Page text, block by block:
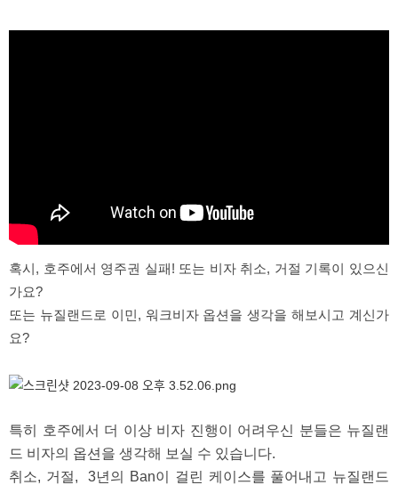
혹시, 호주에서 영주권 실패! 또는 비자 취소, 거절 기록이 있으신
가요?
또는 뉴질랜드로 이민, 워크비자 옵션을 생각을 해보시고 계신가
요?
특히 호주에서 더 이상 비자 진행이 어려우신 분들은 뉴질랜
드 비자의 옵션을 생각해 보실 수 있습니다.
취소, 거절, 3년의 Ban이 걸린 케이스를 풀어내고 뉴질랜드